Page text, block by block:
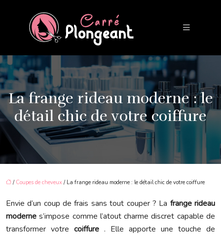
La frange rideau moderne : le
détail chic de votre coiffure
/ Coupes de cheveux / La frange rideau moderne : le détail chic de votre coiffure
Envie d’un coup de frais sans tout couper ? La frange rideau
modernes’impose comme l’atout charme discret capable de
transformer votre coiffure . Elle apporte une touche de